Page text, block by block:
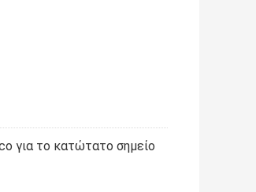
για το κατώτατο σημείο